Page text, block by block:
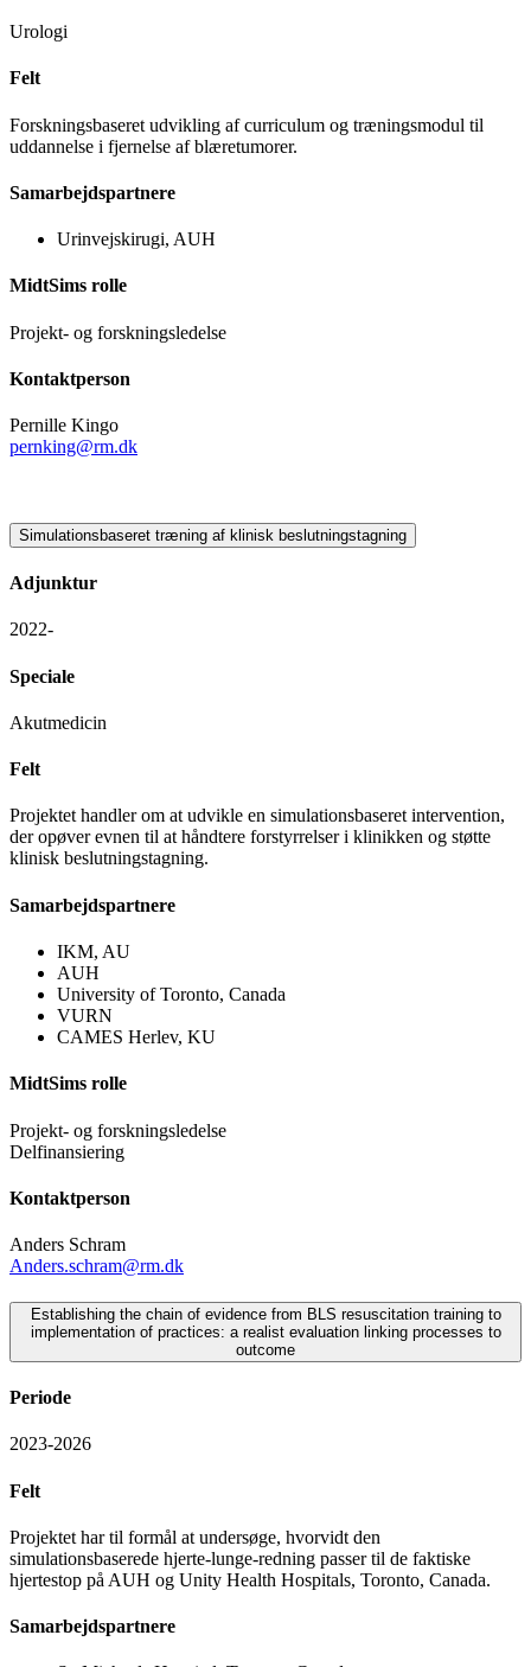
Urologi
Felt
Forskningsbaseret udvikling af curriculum og træningsmodul til
uddannelse i fjernelse af blæretumorer.
Samarbejdspartnere
Urinvejskirugi, AUH
MidtSims rolle
Projekt- og forskningsledelse
Kontaktperson
Pernille Kingo
pernking@rm.dk
Simulationsbaseret træning af klinisk beslutningstagning
Adjunktur
2022-
Speciale
Akutmedicin
Felt
Projektet handler om at udvikle en simulationsbaseret intervention,
der opøver evnen til at håndtere forstyrrelser i klinikken og støtte
klinisk beslutningstagning.
Samarbejdspartnere
IKM, AU
AUH
University of Toronto, Canada
VURN
CAMES Herlev, KU
MidtSims rolle
Projekt- og forskningsledelse
Delfinansiering
Kontaktperson
Anders Schram
Anders.schram@rm.dk
Establishing the chain of evidence from BLS resuscitation training to
implementation of practices: a realist evaluation linking processes to
outcome
Periode
2023-2026
Felt
Projektet har til formål at undersøge, hvorvidt den
simulationsbaserede hjerte-lunge-redning passer til de faktiske
hjertestop på AUH og Unity Health Hospitals, Toronto, Canada.
Samarbejdspartnere